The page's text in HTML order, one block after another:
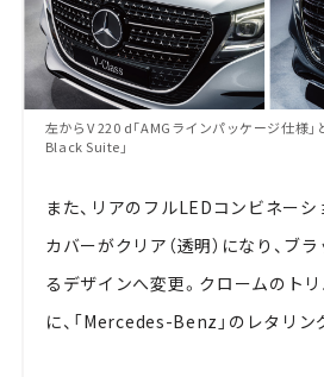
左からV 220 d「AMGラインパッケージ仕様
Black Suite」
また、リアのフルLEDコンビネーシ
カバーがクリア（透明）になり、ブ
るデザインへ変更。クロームのト
に、「Mercedes-Benz」のレタリン